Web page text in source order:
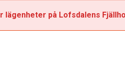
på Lofsdalens